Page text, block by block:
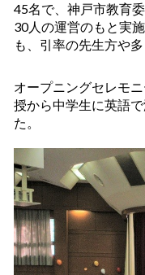
45名で、神戸市教育
30人の運営のもと実
も、引率の先生方や
オープニングセレモ
授から中学生に英語
た。